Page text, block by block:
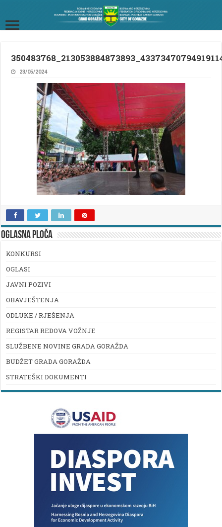
23/05/2024
OGLASNA PLOČA
KONKURSI
OGLASI
JAVNI POZIVI
OBAVJEŠTENJA
ODLUKE / RJEŠENJA
REGISTAR REDOVA VOŽNJE
SLUŽBENE NOVINE GRADA GORAŽDA
BUDŽET GRADA GORAŽDA
STRATEŠKI DOKUMENTI